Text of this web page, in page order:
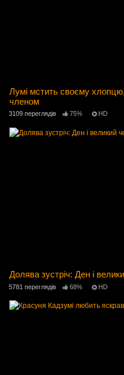
Лумі мстить своєму
членом
3109 переглядів 75% HD
Долява зустріч: Ден і
5781 переглядів 68% HD